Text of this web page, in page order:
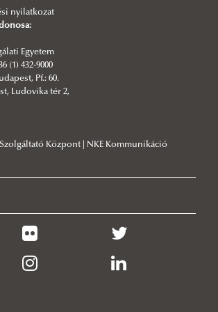
zárvatartásról - 2026. 07. 13-17.
zárt ablakok
2026. 06. 26-27. között
nyilatkozat
Egyetem
(1) 432-9000
Pf.: 60.
Ludovika tér 2,
Központ | NKE Kommunikáció